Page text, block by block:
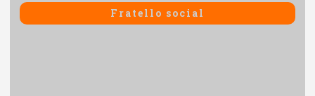
precedente:
Fratello social